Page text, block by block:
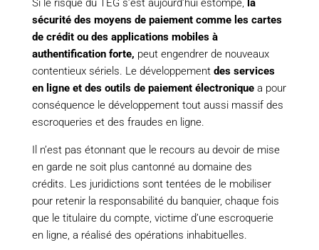
Si le risque du TEG s’est aujourd’hui estompé, la
sécurité des moyens de paiement comme les cartes
de crédit ou des applications mobiles à
authentification forte, peut engendrer de nouveaux
contentieux sériels. Le développement des services
en ligne et des outils de paiement électroniquea pour
conséquence le développement tout aussi massif des
escroqueries et des fraudes en ligne.
Il n’est pas étonnant que le recours au devoir de mise
en garde ne soit plus cantonné au domaine des
crédits. Les juridictions sont tentées de le mobiliser
pour retenir la responsabilité du banquier, chaque fois
que le titulaire du compte, victime d’une escroquerie
en ligne, a réalisé des opérations inhabituelles.